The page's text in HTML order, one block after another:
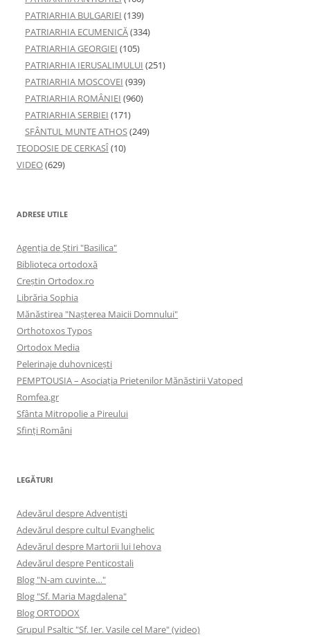
PATRIARHIA BULGARIEI (139)
PATRIARHIA ECUMENICĂ(334)
PATRIARHIA GEORGIEI (105)
PATRIARHIA IERUSALIMULUI (251)
PATRIARHIA MOSCOVEI (939)
PATRIARHIA ROMÂNIEI (960)
PATRIARHIA SERBIEI (171)
SFÂNTUL MUNTE ATHOS(249)
TEODOSIE DE CERKASÎ(10)
VIDEO(629)
ADRESE UTILE
Agenţia de Ştiri "Basilica"
Biblioteca ortodoxă
Creştin Ortodox.ro
Librăria Sophia
Mănăstirea "Naşterea Maicii Domnului"
Orthotoxos Typos
Ortodox Media
Pelerinaje duhovnicești
PEMPTOUSIA – Asociația Prietenilor Mănăstirii Vatoped
Romfea.gr
Sfânta Mitropolie a Pireului
Sfinţi Români
LEGĂTURI
Adevărul despre Adventişti
Adevărul despre cultul Evanghelic
Adevărul despre Martorii lui Iehova
Adevărul despre Penticostali
Blog "N-am cuvinte…"
Blog "Sf. Maria Magdalena"
Blog ORTODOX
Grupul Psaltic "Sf. Ier. Vasile cel Mare" (video)